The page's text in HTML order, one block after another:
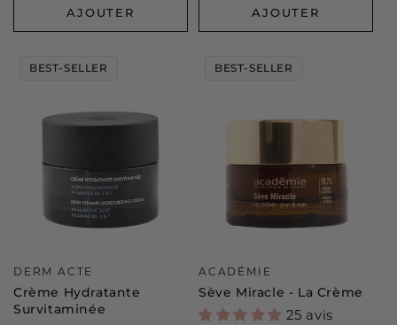
AJOUTER AJOUTER
BEST-SELLER
Distributeur :
DERM ACTE
Crème Hydratante
Survitaminée
BEST-SELLER
Distributeur :
ACADÉMIE
Sève Miracle - La Crème
25 avis